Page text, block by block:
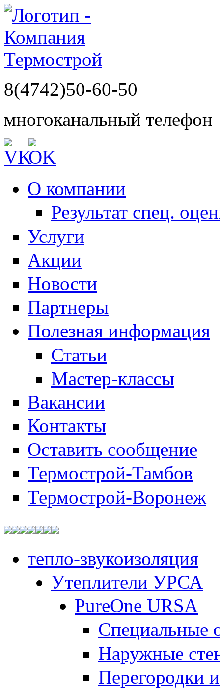
8(4742)50-60-50
многоканальный телефон
О компании
Результат спец.
Услуги
Акции
Новости
Партнеры
Полезная информация
Статьи
Мастер-классы
Вакансии
Контакты
Оставить сообщение
Термострой-Тамбов
Термострой-Воронеж
тепло-звукоизоляция
Утеплители УРСА
PureOne URSA
Специальные
Наружные
Перегородки